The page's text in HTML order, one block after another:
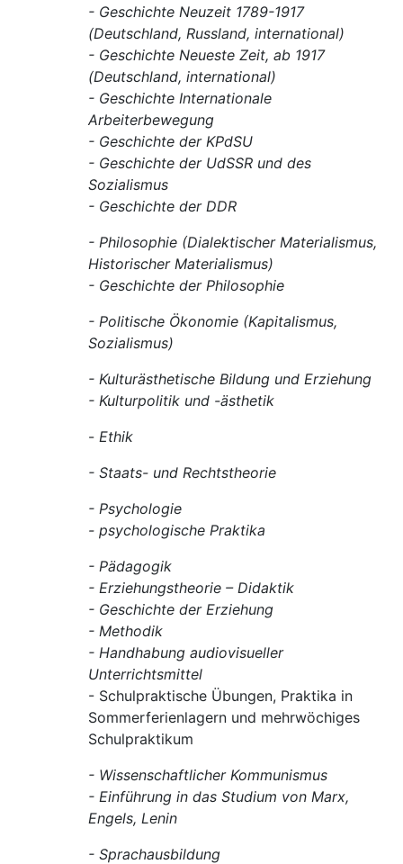
- Geschichte Neuzeit 1789-1917
(Deutschland, Russland, international)
- Geschichte Neueste Zeit, ab 1917
(Deutschland, international)
- Geschichte Internationale
Arbeiterbewegung
- Geschichte der KPdSU
- Geschichte der UdSSR und des
Sozialismus
- Geschichte der DDR
- Philosophie (Dialektischer Materialismus,
Historischer Materialismus)
- Geschichte der Philosophie
- Politische Ökonomie (Kapitalismus,
Sozialismus)
- Kulturästhetische Bildung und Erziehung
- Kulturpolitik und -ästhetik
- Ethik
- Staats- und Rechtstheorie
- Psychologie
- psychologische Praktika
- Pädagogik
- Erziehungstheorie – Didaktik
- Geschichte der Erziehung
- Methodik
- Handhabung audiovisueller
Unterrichtsmittel
- Schulpraktische Übungen, Praktika in
Sommerferienlagern und mehrwöchiges
Schulpraktikum
- Wissenschaftlicher Kommunismus
- Einführung in das Studium von Marx,
Engels, Lenin
- Sprachausbildung